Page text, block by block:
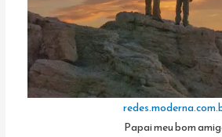
Papai meu bom